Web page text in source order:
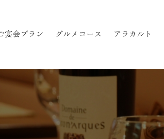
宴会プラン グルメコース アラカルト